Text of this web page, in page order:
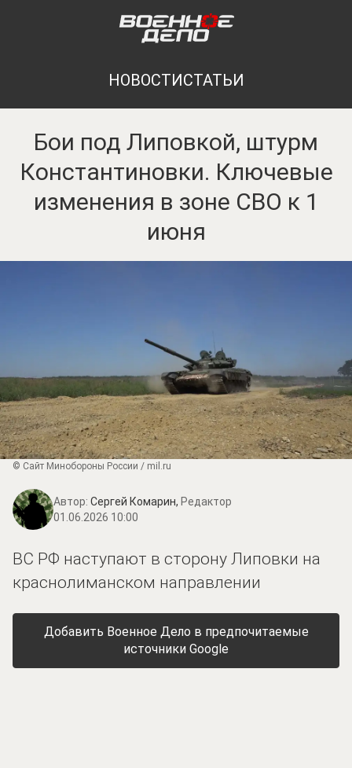
НОВОСТИСТАТЬИ
Бои под Липовкой, штурм
Константиновки. Ключевые
изменения в зоне СВО к 1
июня
© Сайт Минобороны России / mil.ru
Автор: Сергей Комарин, Редактор
01.06.2026 10:00
ВС РФ наступают в сторону Липовки на
краснолиманском направлении
Добавить Военное Дело в предпочитаемые
источники Google